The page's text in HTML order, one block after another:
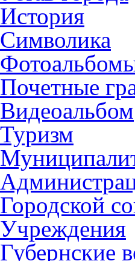
История
Символика
Почетные
Видеоальбом
Туризм
Городской
Учреждения
Губернские